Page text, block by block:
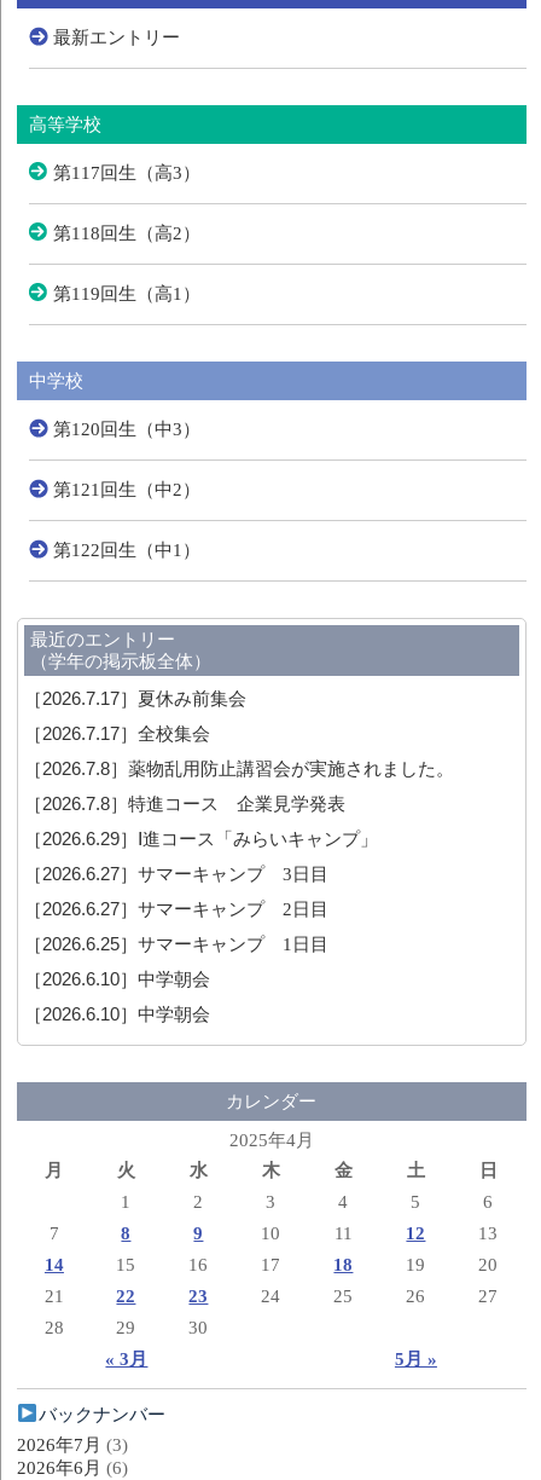
最新エントリー
高等学校
第117回生（高3）
第118回生（高2）
第119回生（高1）
中学校
第120回生（中3）
第121回生（中2）
第122回生（中1）
最近のエントリー
（学年の掲示板全体）
［2026.7.17］ 夏休み前集会
［2026.7.17］全校集会
［2026.7.8］薬物乱用防止講習会が実施されました。
［2026.7.8］特進コース 企業見学発表
［2026.6.29］ Ⅰ進コース「みらいキャンプ」
［2026.6.27］サマーキャンプ 3日目
［2026.6.27］サマーキャンプ 2日目
［2026.6.25］サマーキャンプ 1日目
［2026.6.10］中学朝会
［2026.6.10］中学朝会
カレンダー
2025年4月
月
火 水 木 金 土 日
« 3月 5月 »
1 2 3 4 5
6
7
8 9 10 11 12
13
14
15 16 17 18 19
20
21
22 23 24 25 26
27
28
29 30
バックナンバー
2026年7月 (3)
2026年6月 (6)